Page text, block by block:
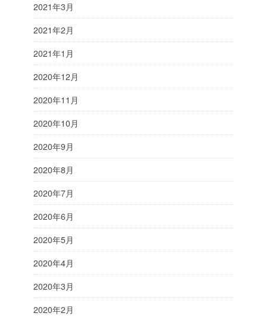
2021年3月
2021年2月
2021年1月
2020年12月
2020年11月
2020年10月
2020年9月
2020年8月
2020年7月
2020年6月
2020年5月
2020年4月
2020年3月
2020年2月